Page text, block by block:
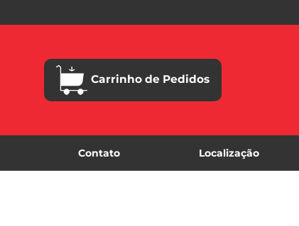
Carrinho de Pedidos
Contato Localização